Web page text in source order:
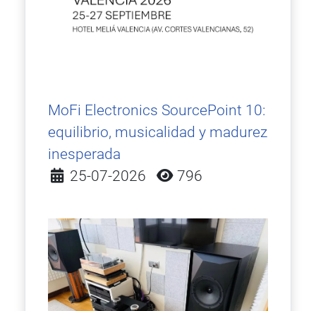
MoFi Electronics SourcePoint 10:
equilibrio, musicalidad y madurez
inesperada
Detalles
25-07-2026 796